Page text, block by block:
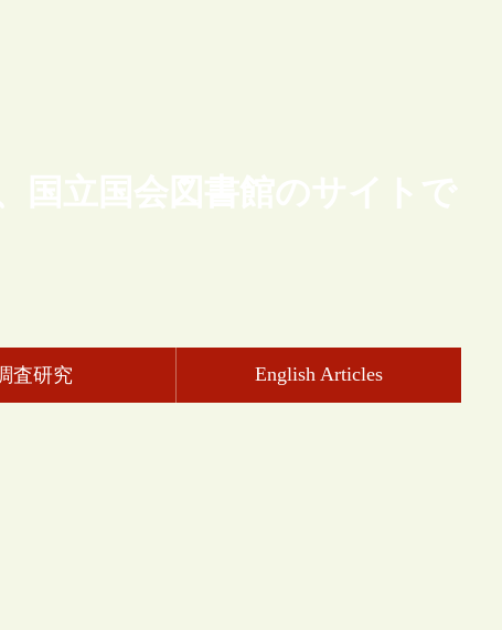
国立国会図書館のサイトで
査研究 English Articles